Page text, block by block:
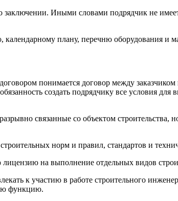
Иными словами подрядчик не
плану, перечню оборудования и
понимается договор между
создать подрядчику все условия
связанные со объектом строительства,
норм и правил, стандартов и
на выполнение отдельных видов
к участию в работе строительного
функцию.